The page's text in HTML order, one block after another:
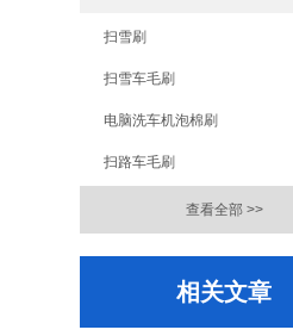
扫雪刷
扫雪车毛刷
电脑洗车机泡棉刷
扫路车毛刷
查看全部 >>
相关文章